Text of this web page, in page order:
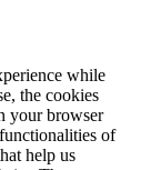
while
the cookies
your browser
of
help us